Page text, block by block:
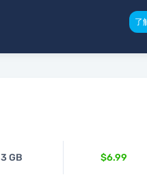
了
3 GB $6.99